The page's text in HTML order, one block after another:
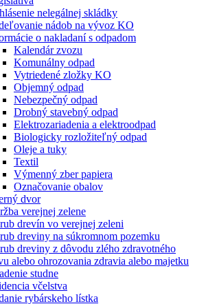
nelegálnej skládky
nádob na vývoz KO
o nakladaní s odpadom
Kalendár zvozu
Komunálny odpad
Vytriedené zložky KO
Objemný odpad
Nebezpečný odpad
Drobný stavebný odpad
Elektrozariadenia a elektroodpad
Biologicky rozložiteľný odpad
Oleje a tuky
Textil
Výmenný zber papiera
Označovanie obalov
dvor
verejnej zelene
drevín vo verejnej zeleni
dreviny na súkromnom pozemku
dreviny z dôvodu zlého zdravotného
alebo ohrozovania zdravia alebo majetku
studne
včelstva
rybárskeho lístka